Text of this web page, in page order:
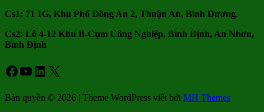
Cs1: 71 1G, Khu Phố Đồng An 2, Thuận An, Bình Dương.
Cs2: Lô 4-12 Khu B-Cụm Công Nghiệp, Bình Định, An Nhơn,
Bình Định
Facebook
Youtube
LinkedIn
X
Bản quyền © 2026 | Theme WordPress viết bởi MH Themes